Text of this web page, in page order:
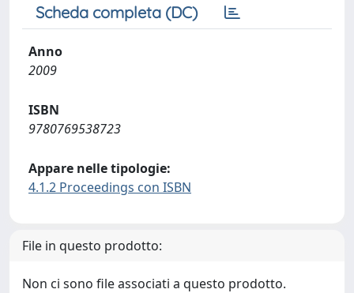
Scheda completa (DC)
Anno
2009
ISBN
9780769538723
Appare nelle tipologie:
4.1.2 Proceedings con ISBN
File in questo prodotto:
Non ci sono file associati a questo prodotto.